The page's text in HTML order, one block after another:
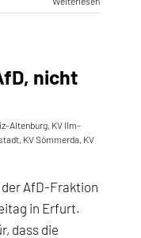
nicht
Altenburg, KV Ilm-
, KV Sömmerda, KV
AfD-Fraktion
in Erfurt.
dass die